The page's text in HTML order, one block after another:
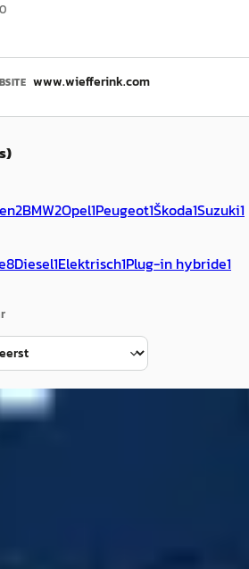
www.wiefferink.com
2BMW2Opel1Peugeot1Škoda1Suzuki1
8Diesel1Elektrisch1Plug-in hybride1
·2018